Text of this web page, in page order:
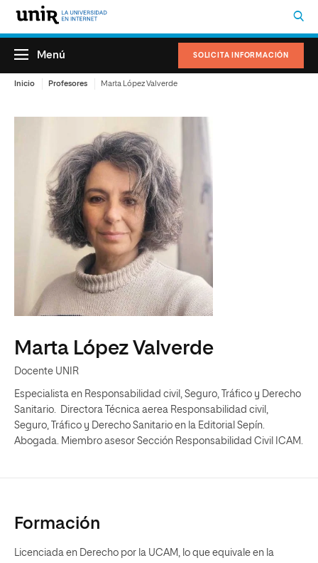
SOLICITA INFORMACIÓN
Menú
Inicio Profesores Marta López Valverde
Marta López Valverde
Docente UNIR
Especialista en Responsabilidad civil, Seguro, Tráfico y Derecho
Sanitario. Directora Técnica aerea Responsabilidad civil,
Seguro, Tráfico y Derecho Sanitario en la Editorial Sepín.
Abogada. Miembro asesor Sección Responsabilidad Civil ICAM.
Formación
Licenciada en Derecho por la UCAM, lo que equivale en la